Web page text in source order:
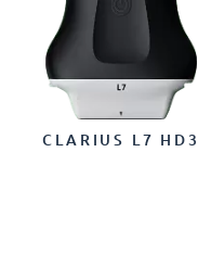
CLARIUS L7 HD3